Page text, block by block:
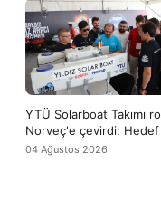
YTÜ Solarboat Takımı
Norveç'e çevirdi:
04 Ağustos 2026